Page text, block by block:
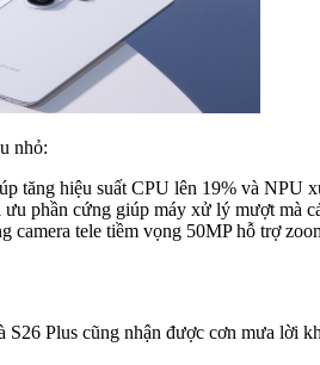
nhỏ:
tăng hiệu suất CPU lên 19% và NPU
phần cứng giúp máy xử lý mượt mà
tele tiềm vọng 50MP hỗ trợ
Plus cũng nhận được cơn mưa